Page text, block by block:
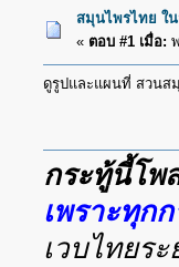
สมุนไพรไทย ใ
« ตอบ #1 เมื่อ:
ดูรูปและแผนที่ สวนส
กระทู้นี้โพ
เพราะทุก
เวบไทยร